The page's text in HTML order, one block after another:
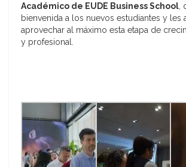
Académico de EUDE Business School,
bienvenida a los nuevos estudiantes y les
aprovechar al máximo esta etapa de
y profesional.